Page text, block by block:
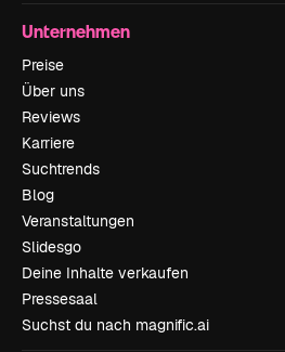
Unternehmen
Preise
Über uns
Reviews
Karriere
Suchtrends
Blog
Veranstaltungen
Slidesgo
Deine Inhalte verkaufen
Pressesaal
Suchst du nach magnific.ai